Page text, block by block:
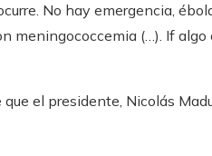
No hay emergencia,
meningococcemia (…). If algo
el presidente, Nicolás